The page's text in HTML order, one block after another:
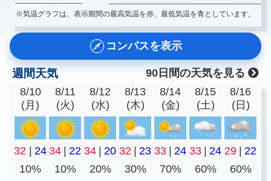
※気温グラフは、表示期間の最高気温を赤、最低気温を青としています。
コンパスを表示
週間天気
90日間の天気を見る
8/10
(月)
8/11
(火)
8/12
(水)
8/13
(木)
8/14
(金)
8/15
(土)
8/16
(日)
32 24 34 22 34 20 32 23 33 24 33 24 29
22
10%
10% 20% 30% 70% 60% 60%